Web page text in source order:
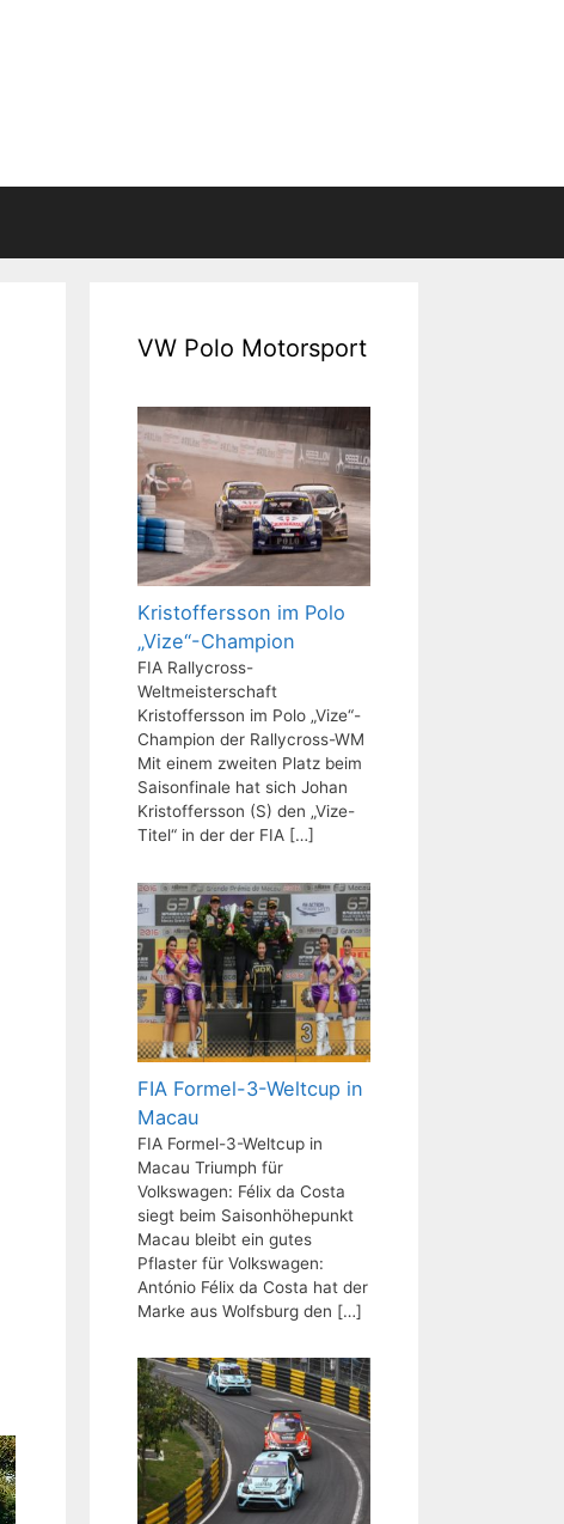
VW Polo Motorsport
Kristoffersson im Polo
„Vize“-Champion
FIA Rallycross-
Weltmeisterschaft
Kristoffersson im Polo „Vize“-
Champion der Rallycross-WM
Mit einem zweiten Platz beim
Saisonfinale hat sich Johan
Kristoffersson (S) den „Vize-
Titel“ in der der FIA […]
FIA Formel-3-Weltcup in
Macau
FIA Formel-3-Weltcup in
Macau Triumph für
Volkswagen: Félix da Costa
siegt beim Saisonhöhepunkt
Macau bleibt ein gutes
Pflaster für Volkswagen:
António Félix da Costa hat der
Marke aus Wolfsburg den […]